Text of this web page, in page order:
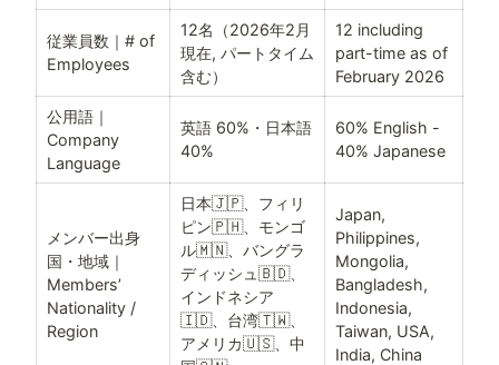
従業員数｜# of
Employees
12名（2026年2月
現在, パートタイム
含む）
12 including
part-time as of
February 2026
公用語｜
Company
Language
英語 60%・日本語
40%
60% English -
40% Japanese
メンバー出身
国・地域｜
Members’
Nationality /
Region
日本🇯🇵、フィリ
ピン🇵🇭、モンゴ
ル🇲🇳、バングラ
ディッシュ🇧🇩、
インドネシア
🇮🇩、台湾🇹🇼、
アメリカ🇺🇸、中
Japan,
Philippines,
Mongolia,
Bangladesh,
Indonesia,
Taiwan, USA,
India, China